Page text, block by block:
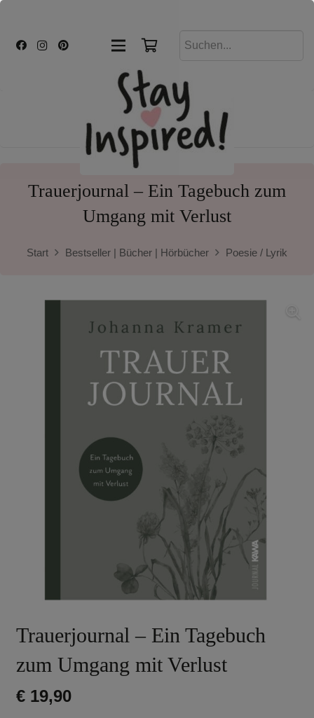
Trauerjournal – Ein Tagebuch zum
Umgang mit Verlust
Start Bestseller | Bücher | Hörbücher Poesie / Lyrik
Trauerjournal – Ein Tagebuch
zum Umgang mit Verlust
€19,90